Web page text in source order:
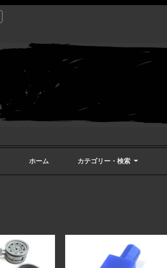
ホーム カテゴリー・検索